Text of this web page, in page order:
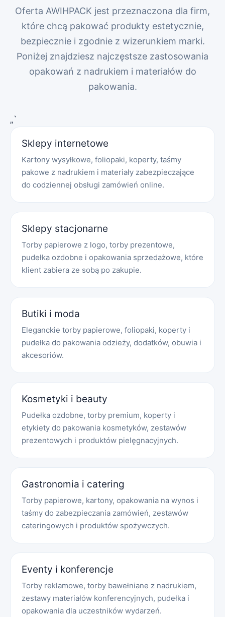
Oferta AWIHPACK jest przeznaczona dla firm,
które chcą pakować produkty estetycznie,
bezpiecznie i zgodnie z wizerunkiem marki.
Poniżej znajdziesz najczęstsze zastosowania
opakowań z nadrukiem i materiałów do
pakowania.
„`
Sklepy internetowe
Kartony wysyłkowe, foliopaki, koperty, taśmy
pakowe z nadrukiem i materiały zabezpieczające
do codziennej obsługi zamówień online.
Sklepy stacjonarne
Torby papierowe z logo, torby prezentowe,
pudełka ozdobne i opakowania sprzedażowe, które
klient zabiera ze sobą po zakupie.
Butiki i moda
Eleganckie torby papierowe, foliopaki, koperty i
pudełka do pakowania odzieży, dodatków, obuwia i
akcesoriów.
Kosmetyki i beauty
Pudełka ozdobne, torby premium, koperty i
etykiety do pakowania kosmetyków, zestawów
prezentowych i produktów pielęgnacyjnych.
Gastronomia i catering
Torby papierowe, kartony, opakowania na wynos i
taśmy do zabezpieczania zamówień, zestawów
cateringowych i produktów spożywczych.
Eventy i konferencje
Torby reklamowe, torby bawełniane z nadrukiem,
zestawy materiałów konferencyjnych, pudełka i
opakowania dla uczestników wydarzeń.